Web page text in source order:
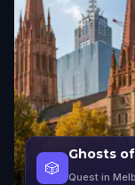
🎲
Ghosts
Quest in